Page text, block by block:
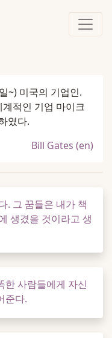
~) 미국의 기업인.
적인 기업 마이크
였다.
Bill Gates (en)
. 그 꿈들은 내가 책
생겼을 것이라고 생
한 사람들에게 자신
준다.